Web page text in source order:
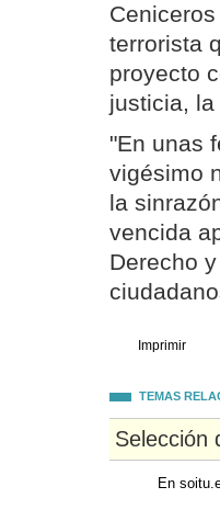
terrorista
proyecto
justicia,
"En unas
vigésimo
la
vencida
Derecho
Imprimir
TEMAS
Selección
En